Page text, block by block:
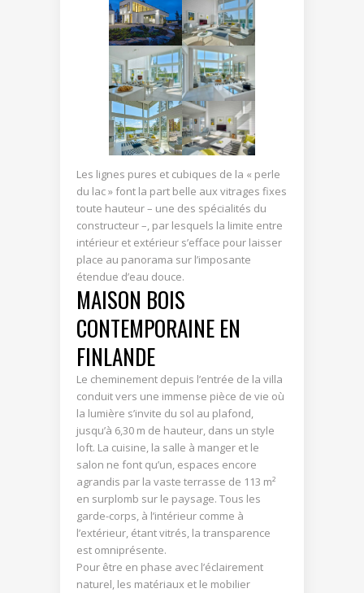
Les lignes pures et cubiques de la « perle
du lac » font la part belle aux vitrages fixes
toute hauteur – une des spécialités du
constructeur –, par lesquels la limite entre
intérieur et extérieur s’efface pour laisser
place au panorama sur l’imposante
étendue d’eau douce.
MAISON BOIS
CONTEMPORAINE EN
FINLANDE
Le cheminement depuis l’entrée de la villa
conduit vers une immense pièce de vie où
la lumière s’invite du sol au plafond,
jusqu’à 6,30 m de hauteur, dans un style
loft. La cuisine, la salle à manger et le
salon ne font qu’un, espaces encore
agrandis par la vaste terrasse de 113 m²
en surplomb sur le paysage. Tous les
garde-corps, à l’intérieur comme à
l’extérieur, étant vitrés, la transparence
est omniprésente.
Pour être en phase avec l’éclairement
naturel, les matériaux et le mobilier